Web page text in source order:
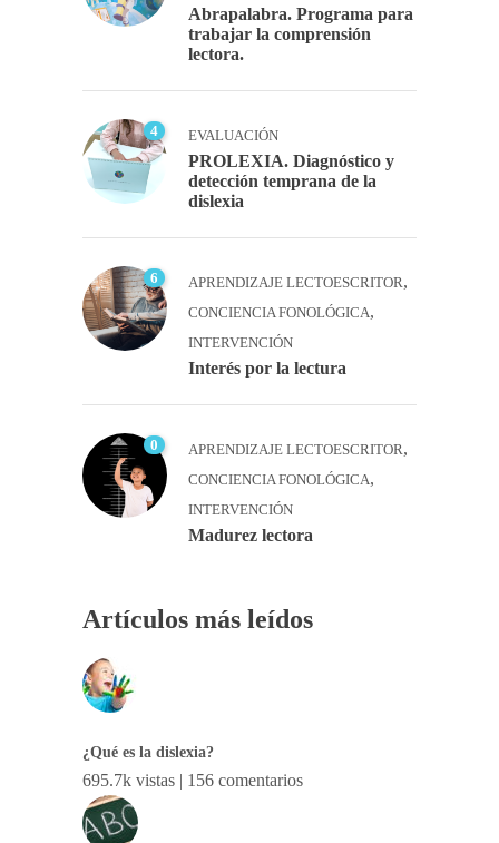
Abrapalabra. Programa para
trabajar la comprensión
lectora.
4 EVALUACIÓN
PROLEXIA. Diagnóstico y
detección temprana de la
dislexia
6 APRENDIZAJE LECTOESCRITOR,
CONCIENCIA FONOLÓGICA,
INTERVENCIÓN
Interés por la lectura
0 APRENDIZAJE LECTOESCRITOR,
CONCIENCIA FONOLÓGICA,
INTERVENCIÓN
Madurez lectora
Artículos más leídos
¿Qué es la dislexia?
695.7k vistas | 156 comentarios